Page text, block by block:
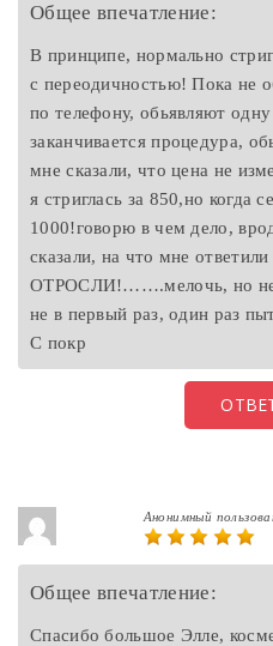
Общее впечатление:
В принципе, нормально
с переодичностью! Пока не
по телефону, обьявляют одну
заканчивается процедура,
мне сказали, что цена не
я стриглась за 850,но когда
1000!говорю в чем дело,
сказали, на что мне
ОТРОСЛИ!…….мелочь, но
не в первый раз, один раз
С покр
Анонимный
Общее впечатление:
Спасибо большое Элле,